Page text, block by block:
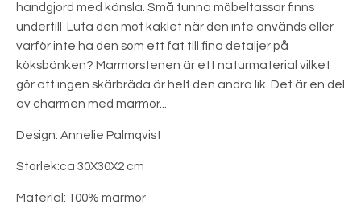
handgjord med känsla. Små tunna möbeltassar finns
undertill Luta den mot kaklet när den inte används eller
varför inte ha den som ett fat till fina detaljer på
köksbänken? Marmorstenen är ett naturmaterial vilket
gör att ingen skärbräda är helt den andra lik. Det är en del
av charmen med marmor...
Design: Annelie Palmqvist
Storlek:ca 30X30X2 cm
Material: 100% marmor